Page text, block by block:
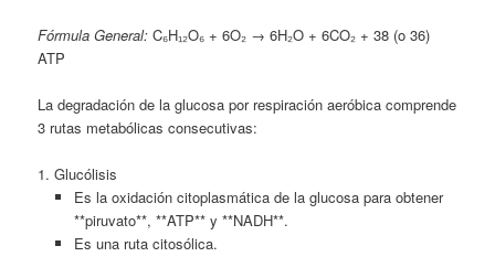
Fórmula General: C₆H₁₂O₆ + 6O₂ → 6H₂O + 6CO₂ + 38 (o 36)
ATP
La degradación de la glucosa por respiración aeróbica comprende
3 rutas metabólicas consecutivas:
1. Glucólisis
Es la oxidación citoplasmática de la glucosa para obtener
**piruvato**, **ATP** y **NADH**.
Es una ruta citosólica.